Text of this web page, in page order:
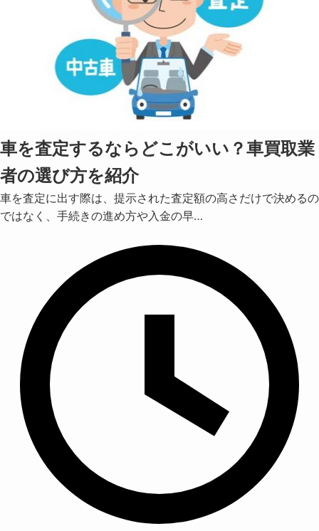
車を査定するならどこがいい？車買取業
者の選び方を紹介
車を査定に出す際は、提示された査定額の高さだけで決めるの
ではなく、手続きの進め方や入金の早…